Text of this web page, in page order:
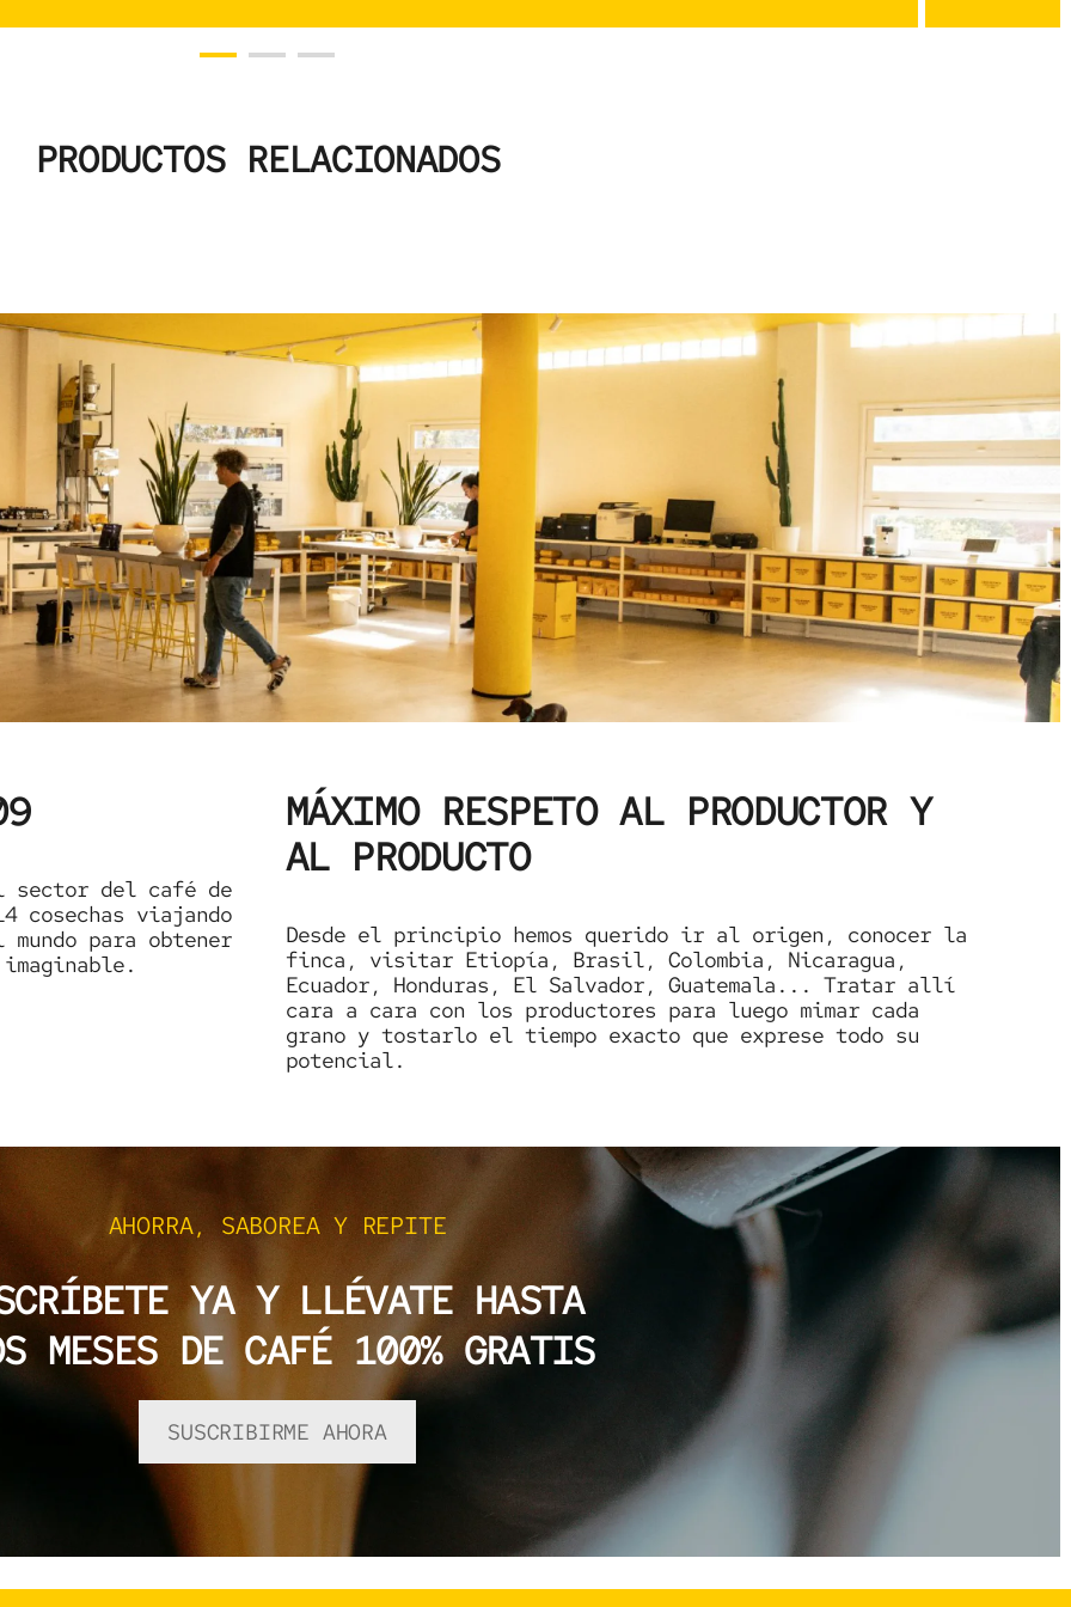
PRODUCTOS RELACIONADOS
sector del café de
cosechas viajando
para obtener
MÁXIMO RESPETO AL PRODUCTOR Y
AL PRODUCTO
Desde el principio hemos querido ir al origen, conocer la
finca, visitar Etiopía, Brasil, Colombia, Nicaragua,
Ecuador, Honduras, El Salvador, Guatemala... Tratar allí
cara a cara con los productores para luego mimar cada
grano y tostarlo el tiempo exacto que exprese todo su
potencial.
AHORRA, SABOREA Y REPITE
YA Y LLÉVATE HASTA
MESES DE CAFÉ 100% GRATIS
SUSCRIBIRME AHORA